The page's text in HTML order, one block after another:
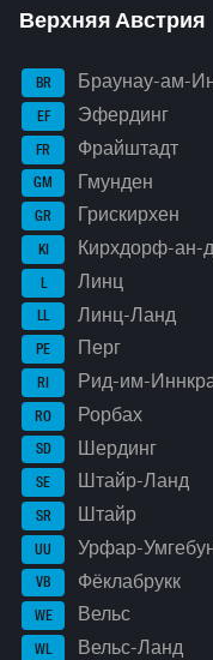
Верхняя Австрия
BR Браунау-ам-
EF Эфердинг
FR Фрайштадт
GM Гмунден
GR Грискирхен
KI Кирхдорф-ан-
L Линц
LL Линц-Ланд
PE Перг
RI Рид-им-
RO Рорбах
SD Шердинг
SE Штайр-Ланд
SR Штайр
UU Урфар-
VB Фёклабрукк
WE Вельс
WL Вельс-Ланд